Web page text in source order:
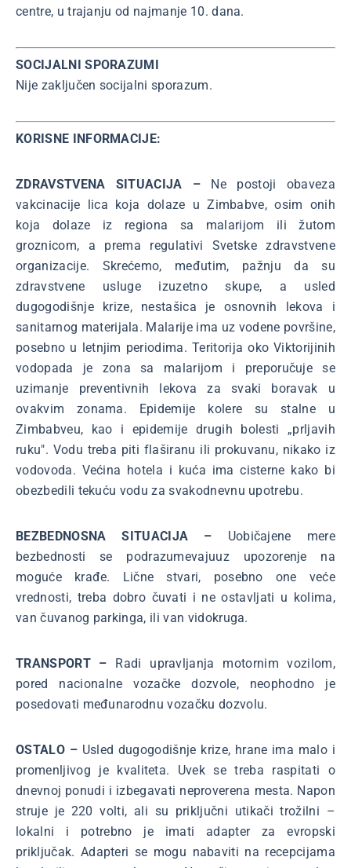
centre, u trajanju od najmanje 10. dana.
SOCIJALNI SPORAZUMI
Nije zaključen socijalni sporazum.
KORISNE INFORMACIJE:
ZDRAVSTVENA SITUACIJA – Ne postoji obaveza
vakcinacije lica koja dolaze u Zimbabve, osim onih
koja dolaze iz regiona sa malarijom ili žutom
groznicom, a prema regulativi Svetske zdravstvene
organizacije. Skrećemo, međutim, pažnju da su
zdravstvene usluge izuzetno skupe, a usled
dugogodišnje krize, nestašica je osnovnih lekova i
sanitarnog materijala. Malarije ima uz vodene površine,
posebno u letnjim periodima. Teritorija oko Viktorijinih
vodopada je zona sa malarijom i preporučuje se
uzimanje preventivnih lekova za svaki boravak u
ovakvim zonama. Epidemije kolere su stalne u
Zimbabveu, kao i epidemije drugih bolesti „prljavih
ruku". Vodu treba piti flaširanu ili prokuvanu, nikako iz
vodovoda. Većina hotela i kuća ima cisterne kako bi
obezbedili tekuću vodu za svakodnevnu upotrebu.
BEZBEDNOSNA SITUACIJA – Uobičajene mere
bezbednosti se podrazumevajuuz upozorenje na
moguće krađe. Lične stvari, posebno one veće
vrednosti, treba dobro čuvati i ne ostavljati u kolima,
van čuvanog parkinga, ili van vidokruga.
TRANSPORT – Radi upravljanja motornim vozilom,
pored nacionalne vozačke dozvole, neophodno je
posedovati međunarodnu vozačku dozvolu.
OSTALO –Usled dugogodišnje krize, hrane ima malo i
promenljivog je kvaliteta. Uvek se treba raspitati o
dnevnoj ponudi i izbegavati neproverena mesta. Napon
struje je 220 volti, ali su priključni utikači trožilni –
lokalni i potrebno je imati adapter za evropski
priključak. Adapteri se mogu nabaviti na recepcijama